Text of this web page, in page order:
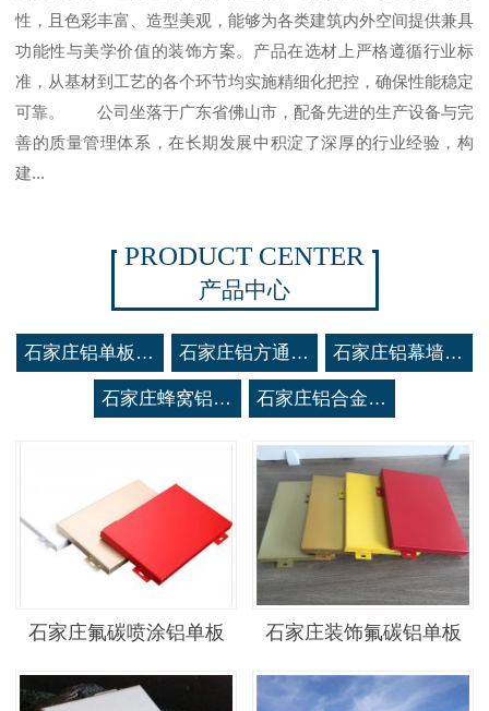
性，且色彩丰富、造型美观，能够为各类建筑内外空间提供兼具
功能性与美学价值的装饰方案。产品在选材上严格遵循行业标
准，从基材到工艺的各个环节均实施精细化把控，确保性能稳定
可靠。 公司坐落于广东省佛山市，配备先进的生产设备与完
善的质量管理体系，在长期发展中积淀了深厚的行业经验，构
建...
PRODUCT CENTER
产品中心
石家庄铝单板系列 石家庄铝方通系列 石家庄铝幕墙系列
石家庄蜂窝铝板系列 石家庄铝合金空调罩系列
石家庄氟碳喷涂铝单板 石家庄装饰氟碳铝单板